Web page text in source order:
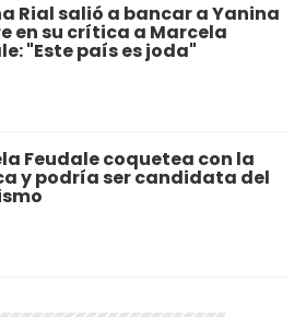
Rial salió a bancar a Yanina
en su crítica a Marcela
"Este país es joda"
Feudale coquetea con la
y podría ser candidata del